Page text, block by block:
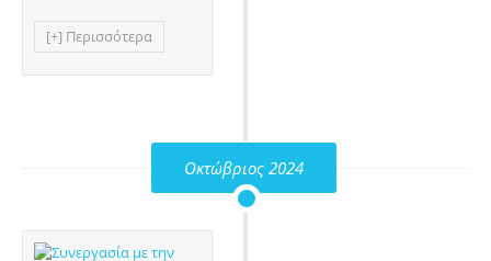
[+] Περισσότερα
Οκτώβριος 2024